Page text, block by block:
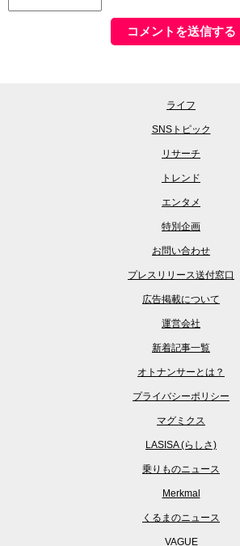
ライフ
SNSトピック
リサーチ
トレンド
エンタメ
特別企画
お問い合わせ
プレスリリース送付窓口
広告掲載について
運営会社
新着記事一覧
オトナンサーとは？
プライバシーポリシー
マグミクス
LASISA (らしさ)
乗りものニュース
Merkmal
くるまのニュース
VAGUE